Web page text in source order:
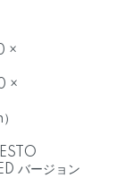
×
×
バージョン